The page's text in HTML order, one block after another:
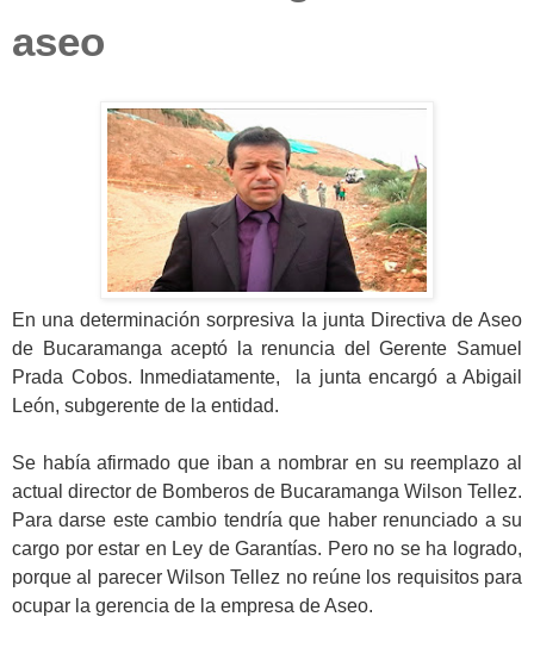
aseo
En una determinación sorpresiva la junta Directiva de Aseo
de Bucaramanga aceptó la renuncia del Gerente Samuel
Prada Cobos. Inmediatamente, la junta encargó a Abigail
León, subgerente de la entidad.
Se había afirmado que iban a nombrar en su reemplazo al
actual director de Bomberos de Bucaramanga Wilson Tellez.
Para darse este cambio tendría que haber renunciado a su
cargo por estar en Ley de Garantías. Pero no se ha logrado,
porque al parecer Wilson Tellez no reúne los requisitos para
ocupar la gerencia de la empresa de Aseo.